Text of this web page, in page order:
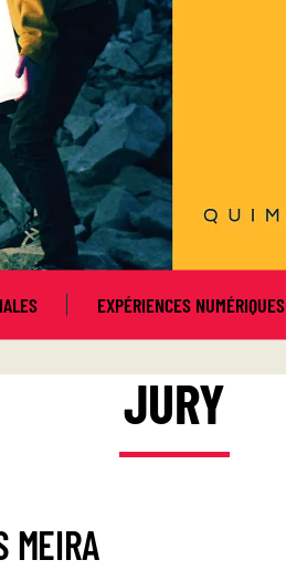
EXPÉRIENCES NUMÉRIQUES
JURY
MEIRA